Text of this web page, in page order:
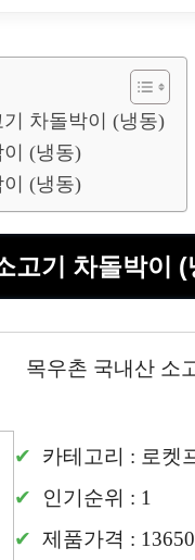
차돌박이 (냉동)
(냉동)
(냉동)
고기 차돌박이 (
목우촌 국내산 소
카테고리 : 로켓
인기순위 : 1
제품가격 : 13650